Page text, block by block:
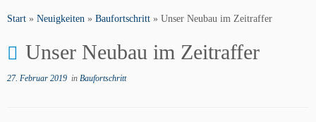
Start » Neuigkeiten » Baufortschritt » Unser Neubau im Zeitraffer
Unser Neubau im Zeitraffer
27. Februar 2019 in Baufortschritt